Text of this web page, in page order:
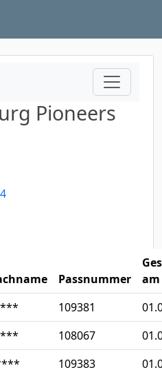
Pioneers
Passnummer
am
109381
108067
109383